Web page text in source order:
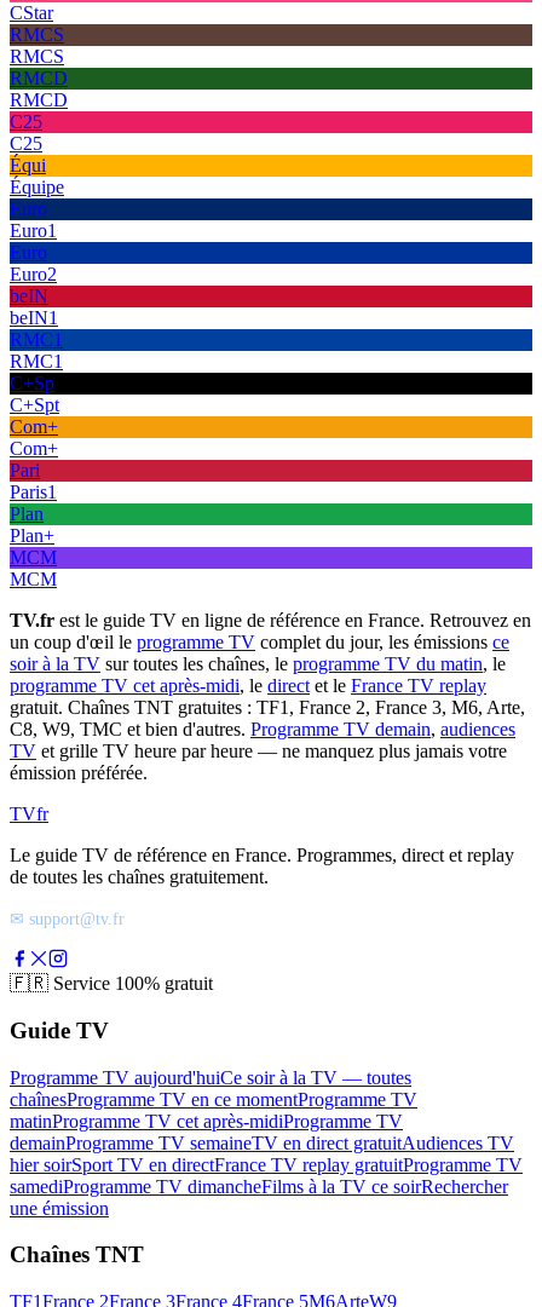
CStar
RMCS
RMCS
RMCD
RMCD
C25
C25
Équi
Équipe
Euro
Euro1
Euro
Euro2
beIN
beIN1
RMC1
RMC1
C+Sp
C+Spt
Com+
Com+
Pari
Paris1
Plan
Plan+
MCM
MCM
TV.fr est le guide TV en ligne de référence en France. Retrouvez en
un coup d'œil le programme TV complet du jour, les émissions ce
soir à la TV sur toutes les chaînes, le programme TV du matin, le
programme TV cet après-midi, le direct et le France TV replay
gratuit. Chaînes TNT gratuites : TF1, France 2, France 3, M6, Arte,
C8, W9, TMC et bien d'autres. Programme TV demain, audiences
TV et grille TV heure par heure — ne manquez plus jamais votre
émission préférée.
TVfr
Le guide TV de référence en France. Programmes, direct et replay
de toutes les chaînes gratuitement.
✉ support@tv.fr
🇫🇷 Service 100% gratuit
Guide TV
Programme TV aujourd'huiCe soir à la TV — toutes
chaînesProgramme TV en ce momentProgramme TV
matinProgramme TV cet après-midiProgramme TV
demainProgramme TV semaineTV en direct gratuitAudiences TV
hier soirSport TV en directFrance TV replay gratuitProgramme TV
samediProgramme TV dimancheFilms à la TV ce soirRechercher
une émission
Chaînes TNT
TF1France 2France 3France 4France 5M6ArteW9